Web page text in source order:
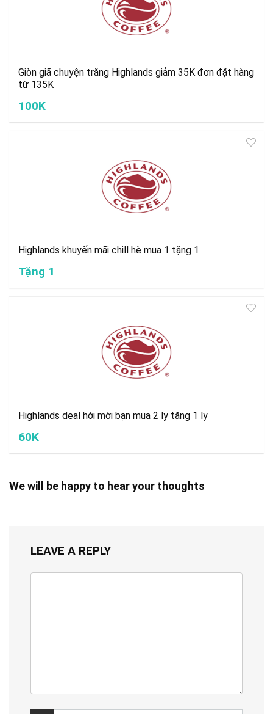
Giòn giã chuyện trăng Highlands giảm 35K đơn đặt hàng
từ 135K
100K
Highlands khuyến mãi chill hè mua 1 tặng 1
Tặng 1
Highlands deal hời mời bạn mua 2 ly tặng 1 ly
60K
We will be happy to hear your thoughts
LEAVE A REPLY